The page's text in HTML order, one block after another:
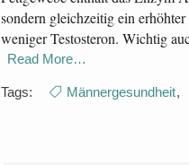
sondern gleichzeitig ein
weniger Testosteron. Wichtig
Read More…
Tags: Männergesundheit,